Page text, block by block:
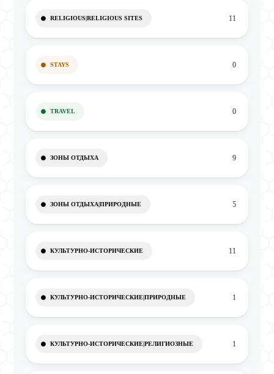
RELIGIOUS|RELIGIOUS SITES 11
STAYS 0
TRAVEL 0
ЗОНЫ ОТДЫХА 9
ЗОНЫ ОТДЫХА|ПРИРОДНЫЕ 5
КУЛЬТУРНО-ИСТОРИЧЕСКИЕ 11
КУЛЬТУРНО-ИСТОРИЧЕСКИЕ|ПРИРОДНЫЕ 1
КУЛЬТУРНО-ИСТОРИЧЕСКИЕ|РЕЛИГИОЗНЫЕ 1